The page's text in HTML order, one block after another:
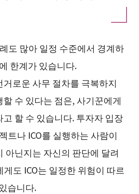
도 많아 일정 수준에서 경계하
한계가 있습니다.
로운 사무 절차를 극복하지
수 있다는 점은, 사기꾼에게
할 수 있습니다. 투자자 입장
트나 ICO를 실행하는 사람이
아닌지는 자신의 판단에 달려
도 ICO는 일정한 위험이 따르
습니다.